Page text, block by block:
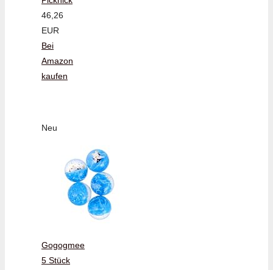
46,26
EUR
Bei
Amazon
kaufen
Neu
Gogogmee
5 Stück